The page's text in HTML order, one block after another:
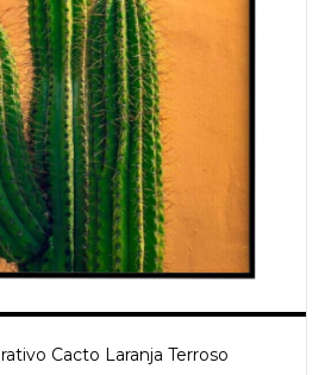
Cacto Laranja Terroso